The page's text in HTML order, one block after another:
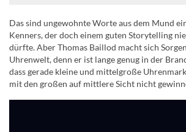
Das sind ungewohnte Worte aus dem Mund
Kenners, der doch einem guten Storytelling
dürfte. Aber Thomas Baillod macht sich
Uhrenwelt, denn er ist lange genug in der
dass gerade kleine und mittelgroße
mit den großen auf mittlere Sicht nicht